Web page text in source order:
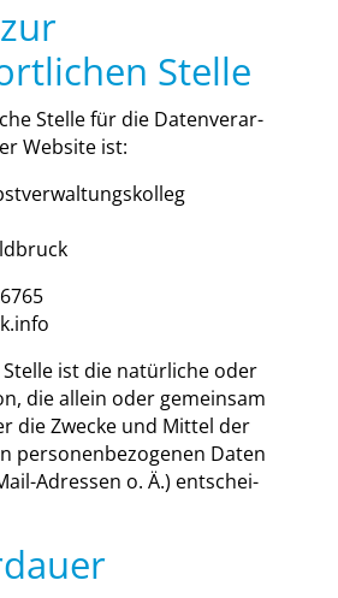
Stelle
Stel­le für die Daten­ver­ar­
Web­site ist:
ist die natür­li­che oder
die allein oder gemein­sam
die Zwe­cke und Mit­tel der
per­so­nen­be­zo­ge­nen Daten
Adres­sen o. Ä.) ent­schei­